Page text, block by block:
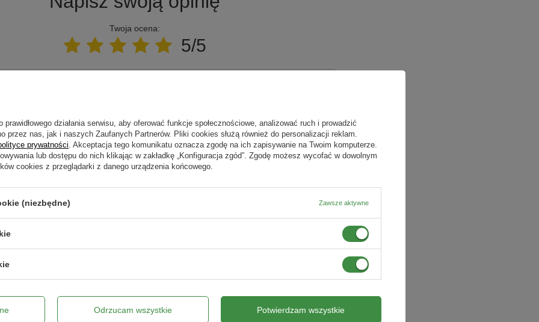
Twoja ocena:
5/5
zdjęcie produktu:
Wyślij opinię
działania serwisu, aby oferować funkcje społecznościowe, analizować ruch i prowadzić
przez nas, jak i naszych Zaufanych Partnerów. Pliki cookies służą również do personalizacji reklam.
prywatności. Akceptacja tego komunikatu oznacza zgodę na ich zapisywanie na Twoim komputerze.
lub dostępu do nich klikając w zakładkę „Konfiguracja zgód”. Zgodę możesz wycofać w dowolnym
cookies z przeglądarki z danego urządzenia końcowego.
(niezbędne) Zawsze aktywne
Odrzucam wszystkie Potwierdzam wszystkie